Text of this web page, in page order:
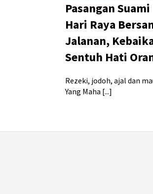
Pasangan
Hari Raya
Jalanan,
Sentuh Hati
Rezeki, jodoh, ajal dan
Yang Maha [...]